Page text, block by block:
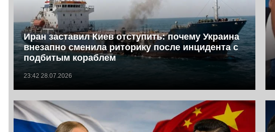
Иран заставил Киев отступить: почему Украина
внезапно сменила риторику после инцидента с
подбитым кораблем
23:42 28.07.2026